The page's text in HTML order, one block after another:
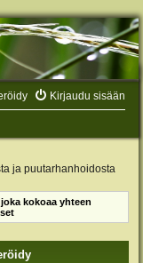
Kirjaudu sisään
ja puutarhanhoidosta
kokoaa yhteen